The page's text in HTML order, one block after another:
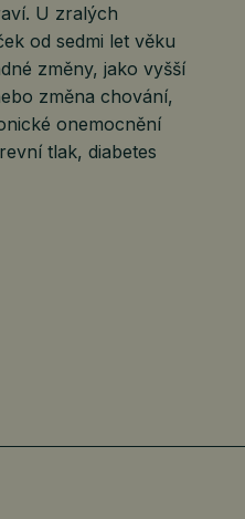
U zralých
od sedmi let věku
změny, jako vyšší
změna chování,
onemocnění
tlak, diabetes